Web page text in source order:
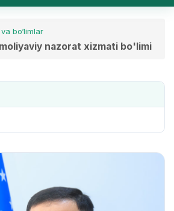
bo‘limlar
nazorat xizmati bo'limi